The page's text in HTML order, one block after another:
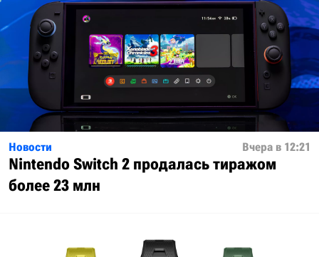
Новости Вчера в 12:21
Nintendo Switch 2 продалась тиражом
более 23 млн